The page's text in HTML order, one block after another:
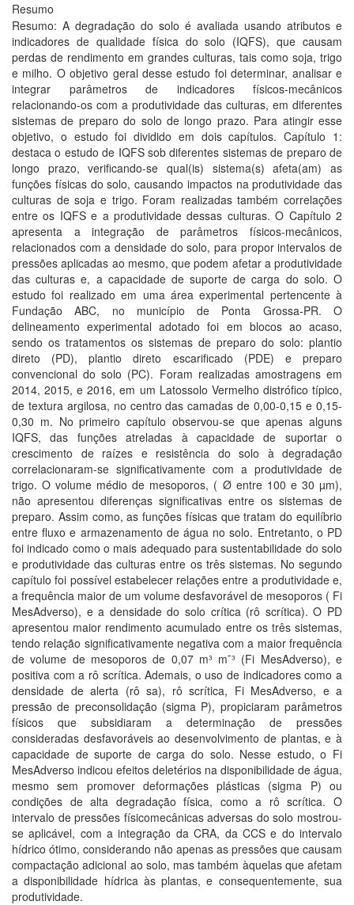
Resumo
Resumo: A degradação do solo é avaliada usando atributos e
indicadores de qualidade física do solo (IQFS), que causam
perdas de rendimento em grandes culturas, tais como soja, trigo
e milho. O objetivo geral desse estudo foi determinar, analisar e
integrar parâmetros de indicadores físicos-mecânicos
relacionando-os com a produtividade das culturas, em diferentes
sistemas de preparo do solo de longo prazo. Para atingir esse
objetivo, o estudo foi dividido em dois capítulos. Capítulo 1:
destaca o estudo de IQFS sob diferentes sistemas de preparo de
longo prazo, verificando-se qual(is) sistema(s) afeta(am) as
funções físicas do solo, causando impactos na produtividade das
culturas de soja e trigo. Foram realizadas também correlações
entre os IQFS e a produtividade dessas culturas. O Capítulo 2
apresenta a integração de parâmetros físicos-mecânicos,
relacionados com a densidade do solo, para propor intervalos de
pressões aplicadas ao mesmo, que podem afetar a produtividade
das culturas e, a capacidade de suporte de carga do solo. O
estudo foi realizado em uma área experimental pertencente à
Fundação ABC, no município de Ponta Grossa-PR. O
delineamento experimental adotado foi em blocos ao acaso,
sendo os tratamentos os sistemas de preparo do solo: plantio
direto (PD), plantio direto escarificado (PDE) e preparo
convencional do solo (PC). Foram realizadas amostragens em
2014, 2015, e 2016, em um Latossolo Vermelho distrófico típico,
de textura argilosa, no centro das camadas de 0,00-0,15 e 0,15-
0,30 m. No primeiro capítulo observou-se que apenas alguns
IQFS, das funções atreladas à capacidade de suportar o
crescimento de raízes e resistência do solo à degradação
correlacionaram-se significativamente com a produtividade de
trigo. O volume médio de mesoporos, ( Ø entre 100 e 30 µm),
não apresentou diferenças significativas entre os sistemas de
preparo. Assim como, as funções físicas que tratam do equilíbrio
entre fluxo e armazenamento de água no solo. Entretanto, o PD
foi indicado como o mais adequado para sustentabilidade do solo
e produtividade das culturas entre os três sistemas. No segundo
capítulo foi possível estabelecer relações entre a produtividade e,
a frequência maior de um volume desfavorável de mesoporos ( Fi
MesAdverso), e a densidade do solo crítica (rô scrítica). O PD
apresentou maior rendimento acumulado entre os três sistemas,
tendo relação significativamente negativa com a maior frequência
de volume de mesoporos de 0,07 m³ m¯³ (Fi MesAdverso), e
positiva com a rô scrítica. Ademais, o uso de indicadores como a
densidade de alerta (rô sa), rô scrítica, Fi MesAdverso, e a
pressão de preconsolidação (sigma P), propiciaram parâmetros
físicos que subsidiaram a determinação de pressões
consideradas desfavoráveis ao desenvolvimento de plantas, e à
capacidade de suporte de carga do solo. Nesse estudo, o Fi
MesAdverso indicou efeitos deletérios na disponibilidade de água,
mesmo sem promover deformações plásticas (sigma P) ou
condições de alta degradação física, como a rô scrítica. O
intervalo de pressões físicomecânicas adversas do solo mostrou-
se aplicável, com a integração da CRA, da CCS e do intervalo
hídrico ótimo, considerando não apenas as pressões que causam
compactação adicional ao solo, mas também àquelas que afetam
a disponibilidade hídrica às plantas, e consequentemente, sua
produtividade.